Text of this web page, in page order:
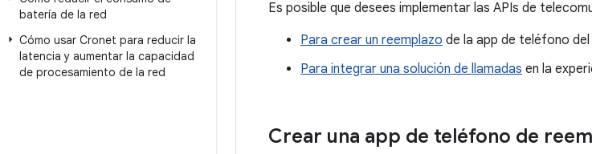
batería de la red
Cómo usar Cronet para reducir la
latencia y aumentar la capacidad
de procesamiento de la red
Es posible que desees implementar las APIs de
Para crear un reemplazo de la app de teléfono
Para integrar una solución de llamadas en la
Crear una app de teléfono de